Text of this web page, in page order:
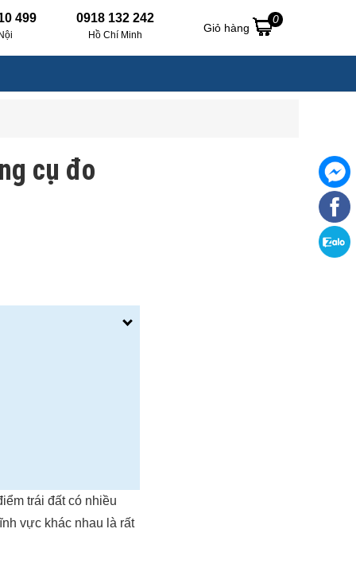
499 0918 132 242
Hồ Chí Minh
Giỏ hàng
0
cụ đo
trái đất có nhiều
vực khác nhau là rất